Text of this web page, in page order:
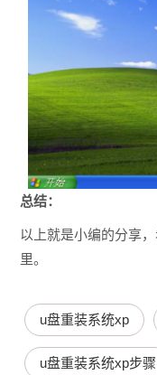
总结：
以上就是小编的分享
里。
u盘重装系统xp
u盘重装系统xp步骤